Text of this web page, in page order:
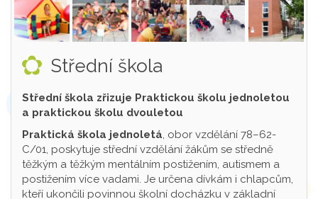
Střední škola
Střední škola zřizuje Praktickou školu jednoletou
a praktickou školu dvouletou
Praktická škola jednoletá, obor vzdělání 78–62-
C/01, poskytuje střední vzdělání žákům se středně
těžkým a těžkým mentálním postižením, autismem a
postižením více vadami. Je určena dívkám i chlapcům,
kteří ukončili povinnou školní docházku v základní